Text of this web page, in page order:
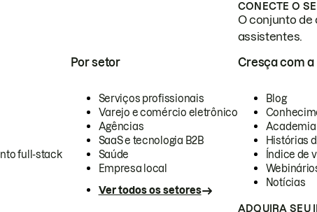
CONECTE O
O conjunto de
assistentes.
full-stack
Por setor
Serviços profissionais
Varejo e comércio eletrônico
Agências
SaaS e tecnologia B2B
Saúde
Empresa local
Ver todos os setores
Cresça com a
Blog
Academia
Histórias
Índice de
Notícias
ADQUIRA SEU